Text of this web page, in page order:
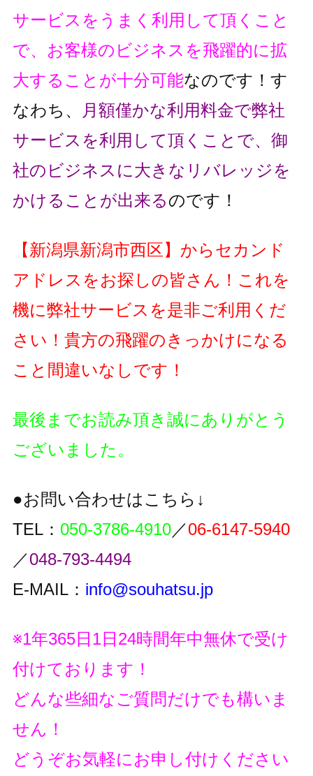
サービスをうまく利用して頂くこと
で、 お客様のビジネスを飛躍的に拡
大することが十分可能なのです！ す
なわち、
月額僅かな利用料金で弊社
サービスを利用して頂くことで、 御
社のビジネスに大きなリバレッジを
かけることが出来るのです！
【新潟県新潟市西区】 からセカンド
アドレスをお探しの皆さん！これを
機に弊社サービスを是非ご利用くだ
さい！貴方の飛躍のきっかけになる
こと間違いなしです！
最後までお読み頂き誠にありがとう
ございました。
●お問い合わせはこちら↓
TEL： 050-3786-4910／06-6147-5940
／048-793-4494
E-MAIL： info@souhatsu.jp
※1年365日1日24時間年中無休で受け
付けております！
どんな些細なご質問だけでも構いま
せん！
どうぞお気軽にお申し付けください